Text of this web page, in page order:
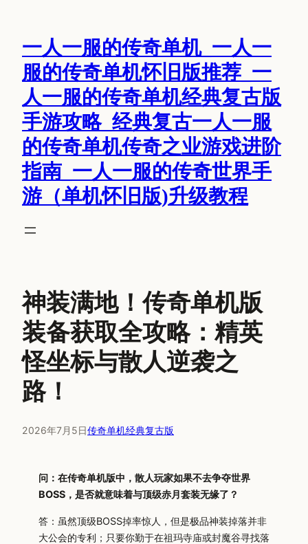
一人一服的传奇单机_一人一
服的传奇单机怀旧版推荐_一
人一服的传奇单机经典复古版
手游攻略_经典复古一人一服
的传奇单机传奇之业游戏进阶
指南_一人一服的传奇世界手
游（单机怀旧版)升级教程
神装满地！传奇单机版
装备获取全攻略：精英
怪坐标与散人逆袭之
路！
2026年7月5日传奇单机经典复古版
问：在传奇单机版中，散人玩家如果不去争夺世界
BOSS，是否就意味着与顶级赤月套装无缘了？
答：虽然顶级BOSS掉率惊人，但是极品神装掉落并非
大公会的专利；只要你勤于在祖玛寺庙或封魔谷寻找落